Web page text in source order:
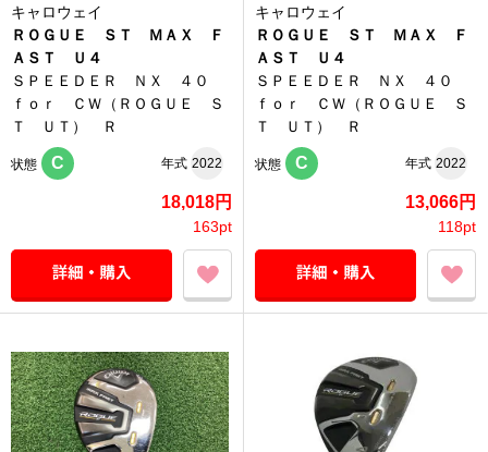
キャロウェイ
ＲＯＧＵＥ ＳＴ ＭＡＸ Ｆ
ＡＳＴ Ｕ４
ＳＰＥＥＤＥＲ ＮＸ ４０
ｆｏｒ ＣＷ（ＲＯＧＵＥ Ｓ
Ｔ ＵＴ） Ｒ
状態 C 年式 2022
18,018円
163pt
キャロウェイ
ＲＯＧＵＥ ＳＴ ＭＡＸ Ｆ
ＡＳＴ Ｕ４
ＳＰＥＥＤＥＲ ＮＸ ４０
ｆｏｒ ＣＷ（ＲＯＧＵＥ Ｓ
Ｔ ＵＴ） Ｒ
状態 C 年式 2022
13,066円
118pt